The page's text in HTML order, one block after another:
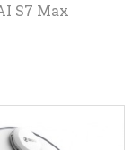
S7 Max